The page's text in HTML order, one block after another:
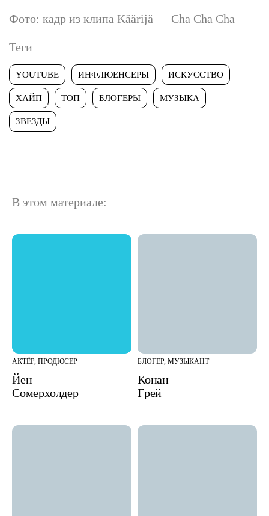
Фото: кадр из клипа Käärijä — Cha Cha Cha
Теги
YOUTUBE ИНФЛЮЕНСЕРЫ ИСКУССТВО
ХАЙП ТОП БЛОГЕРЫ МУЗЫКА
ЗВЕЗДЫ
В этом материале:
АКТЁР, ПРОДЮСЕР
Йен
Сомерхолдер
БЛОГЕР, МУЗЫКАНТ
Конан
Грей